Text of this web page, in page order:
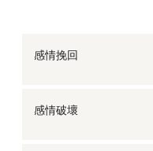
感情挽回
感情破壞